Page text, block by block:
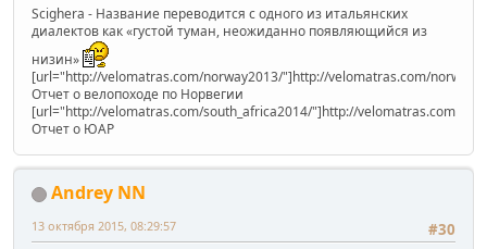
Scighera - Название переводится с одного из итальянских
диалектов как «густой туман, неожиданно появляющийся из
низин»
[url="http://velomatras.com/norway2013/"]http://velomatras.com/
Отчет о велопоходе по Норвегии
[url="http://velomatras.com/south_africa2014/"]http://velomatras.com/
Отчет о ЮАР
Andrey NN
#30
13 октября 2015, 08:29:57